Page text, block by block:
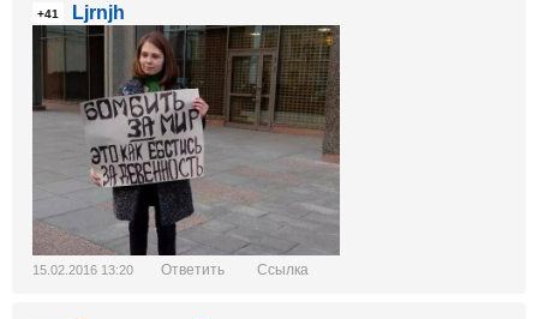
+41 Ljrnjh
15.02.2016 13:20 Ответить Ссылка